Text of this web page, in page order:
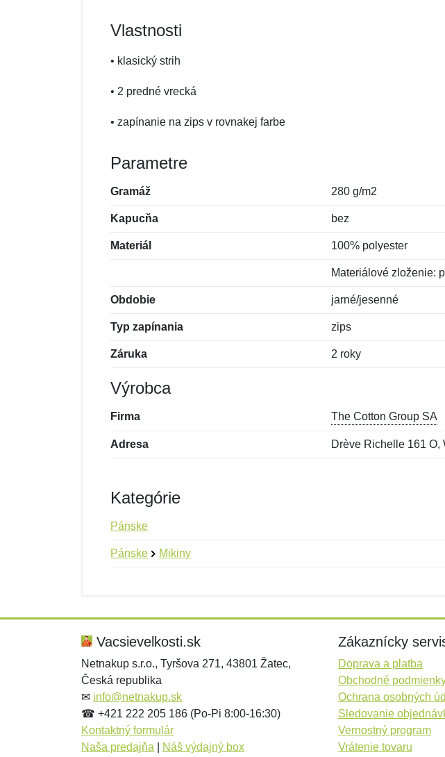
Vlastnosti
• klasický strih
• 2 predné vrecká
• zapínanie na zips v rovnakej farbe
Parametre
Gramáž 280 g/m2
Kapucňa bez
Materiál 100% polyester
Materiálové zloženie:
Obdobie jarné/jesenné
Typ zapínania zips
Záruka 2 roky
Výrobca
Firma The Cotton Group SA
Adresa Drève Richelle 161 O,
Kategórie
Pánske
Pánske Mikiny
Správa*
Správa*
Vacsievelkosti.sk
Netnakup s.r.o., Tyršova 271, 43801 Žatec,
Česká republika
✉ info@netnakup.sk
☎ +421 222 205 186 (Po-Pi 8:00-16:30)
Kontaktný formulár
Naša predajňa
Náš výdajný box
Zákaznícky
Doprava a platba
Obchodné
Ochrana osobných
Sledovanie
Vernostný program
Vrátenie tovaru